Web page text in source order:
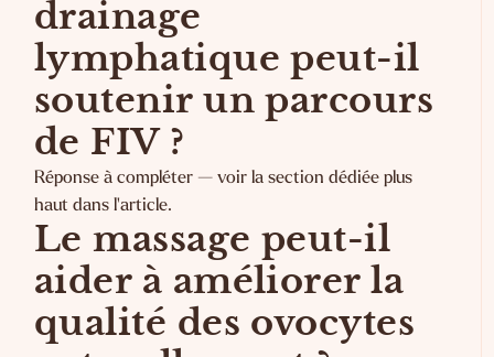
drainage
lymphatique peut-il
soutenir un parcours
de FIV ?
Réponse à compléter — voir la section dédiée plus
haut dans l'article.
Le massage peut-il
aider à améliorer la
qualité des ovocytes